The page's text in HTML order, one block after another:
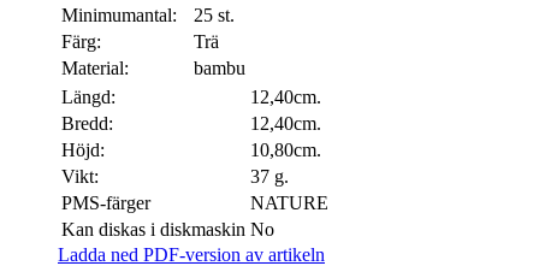
Minimumantal:
25 st.
Färg:
Trä
Material:
bambu
Längd:
12,40cm.
Bredd:
12,40cm.
Höjd:
10,80cm.
Vikt:
37 g.
PMS-färger
NATURE
Kan diskas i diskmaskin No
Ladda ned PDF-version av artikeln